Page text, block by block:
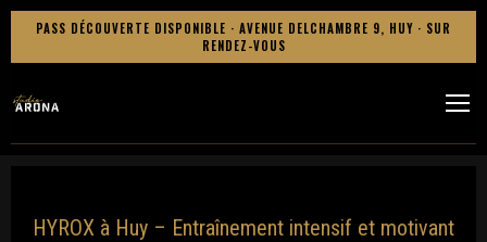
PASS DÉCOUVERTE DISPONIBLE · AVENUE DELCHAMBRE 9, HUY · SUR
RENDEZ-VOUS
HYROX à Huy – Entraînement intensif et motivant